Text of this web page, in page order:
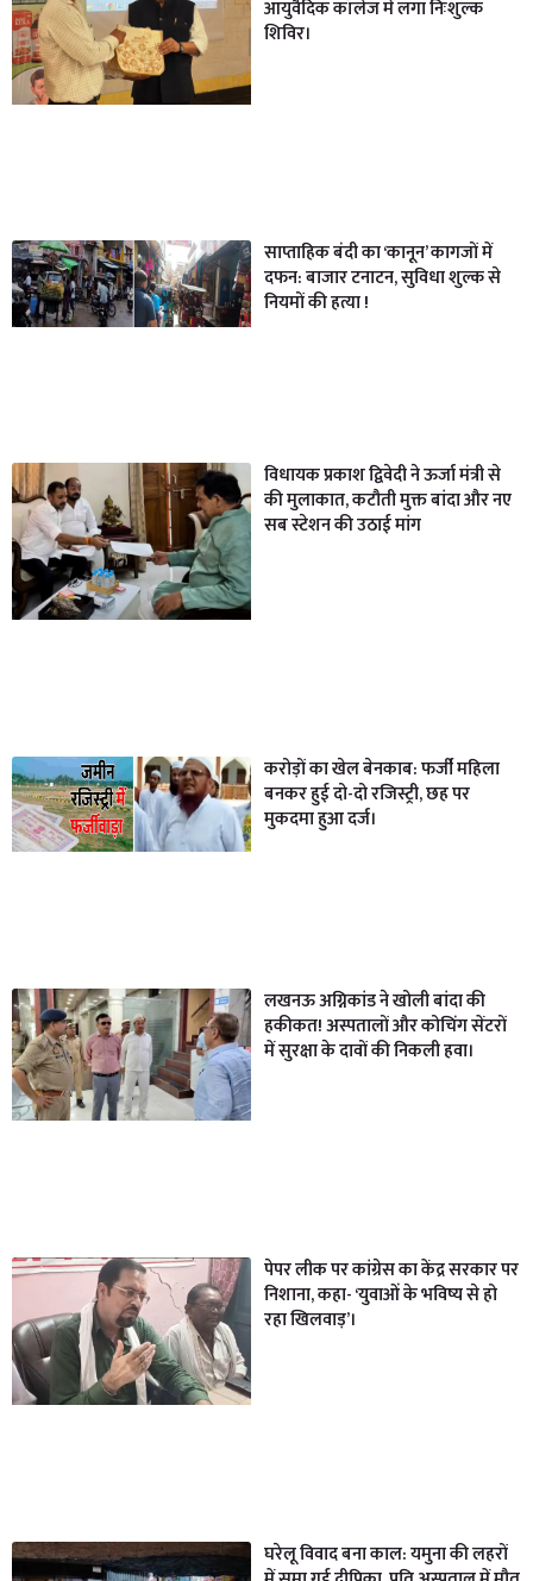
आयुर्वैदिक कॉलेज में लगा निःशुल्क
शिविर।
साप्ताहिक बंदी का ‘कानून’ कागजों में
दफन: बाजार टनाटन, सुविधा शुल्क से
नियमों की हत्या !
विधायक प्रकाश द्विवेदी ने ऊर्जा मंत्री से
की मुलाकात, कटौती मुक्त बांदा और नए
सब स्टेशन की उठाई मांग
करोड़ों का खेल बेनकाब: फर्जी महिला
बनकर हुई दो-दो रजिस्ट्री, छह पर
मुकदमा हुआ दर्ज।
लखनऊ अग्निकांड ने खोली बांदा की
हकीकत! अस्पतालों और कोचिंग सेंटरों
में सुरक्षा के दावों की निकली हवा।
पेपर लीक पर कांग्रेस का केंद्र सरकार पर
निशाना, कहा- ‘युवाओं के भविष्य से हो
रहा खिलवाड़’।
घरेलू विवाद बना काल: यमुना की लहरों